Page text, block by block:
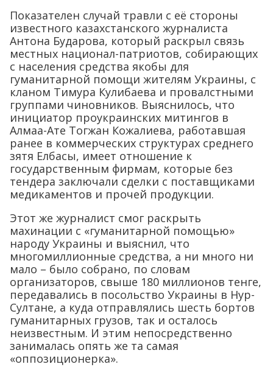
Показателен случай травли с её стороны
известного казахстанского журналиста
Антона Бударова, который раскрыл связь
местных национал-патриотов, собирающих
с населения средства якобы для
гуманитарной помощи жителям Украины, с
кланом Тимура Кулибаева и провалстными
группами чиновников. Выяснилось, что
инициатор проукраинских митингов в
Алмаа-Ате Тогжан Кожалиева, работавшая
ранее в коммерческих структурах среднего
зятя Елбасы, имеет отношение к
государственным фирмам, которые без
тендера заключали сделки с поставщиками
медикаментов и прочей продукции.
Этот же журналист смог раскрыть
махинации с «гуманитарной помощью»
народу Украины и выяснил, что
многомиллионные средства, а ни много ни
мало – было собрано, по словам
организаторов, свыше 180 миллионов тенге,
передавались в посольство Украины в Нур-
Султане, а куда отправлялись шесть бортов
гуманитарных грузов, так и осталось
неизвестным. И этим непосредственно
занималась опять же та самая
«оппозиционерка».